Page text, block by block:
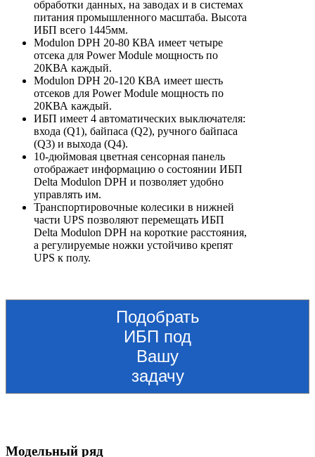
обработки данных, на заводах и в системах
питания промышленного масштаба. Высота
ИБП всего 1445мм.
Modulon DPH 20-80 КВА имеет четыре
отсека для Power Module мощность по
20КВА каждый.
Modulon DPH 20-120 КВА имеет шесть
отсеков для Power Module мощность по
20КВА каждый.
ИБП имеет 4 автоматических выключателя:
входа (Q1), байпаса (Q2), ручного байпаса
(Q3) и выхода (Q4).
10-дюймовая цветная сенсорная панель
отображает информацию о состоянии ИБП
Delta Modulon DPH и позволяет удобно
управлять им.
Транспортировочные колесики в нижней
части UPS позволяют перемещать ИБП
Delta Modulon DPH на короткие расстояния,
а регулируемые ножки устойчиво крепят
UPS к полу.
Подобрать
ИБП под
Вашу
задачу
Модельный ряд